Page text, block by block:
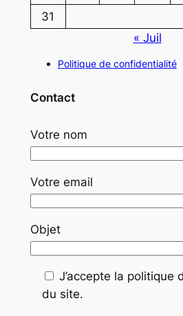
31
« Juil
Politique de confidentialité
Contact
Votre nom
Votre email
Objet
J’accepte la politique
du site.